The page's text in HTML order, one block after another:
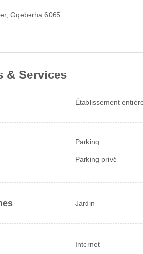
Gqeberha 6065
& Services
Établissement
Parking
Parking privé
Jardin
Internet